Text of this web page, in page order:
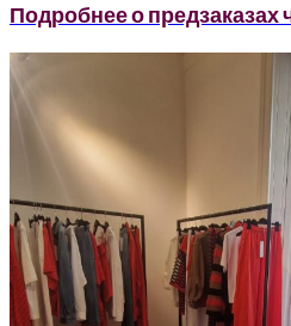
Подробнее о предзаказах